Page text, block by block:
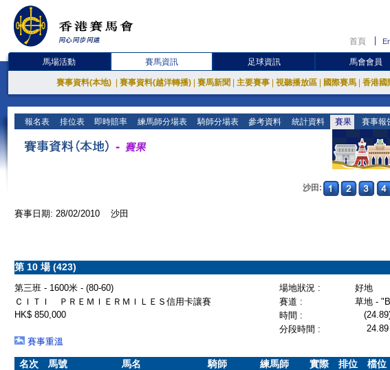
首頁
馬場活動 賽馬資訊 足球資訊 馬會會員
賽事資料(本地) 賽事資料(越洋轉播) 賽馬新聞 主要賽事 視聽播放區 國際賽馬 香港國
報名表 排位表 即時賠率 練馬師分場表 騎師分場表 參考資料 統計資料 賽果 賽事報
沙田:
賽事日期: 28/02/2010 沙田
第 10 場 (423)
第三班 - 1600米 - (80-60) 場地狀況 :
好地
ＣＩＴＩ ＰＲＥＭＩＥＲＭＩＬＥＳ信用卡讓賽
賽道 :
草地 -
HK$ 850,000
時間 :
分段時間 :
24.89
賽事重溫
名次 馬號 馬名 騎師 練馬師
實際
排位
檔位